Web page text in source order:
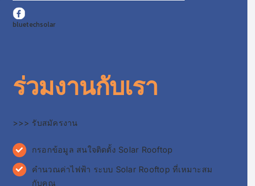
bluetechsolar
ร่วมงานกับเรา
>>> รับสมัครงาน
กรอกข้อมูล สนใจติดตั้ง Solar Rooftop
คำนวณค่าไฟฟ้า ระบบ Solar Rooftop ที่เหมาะสม
กับคุณ